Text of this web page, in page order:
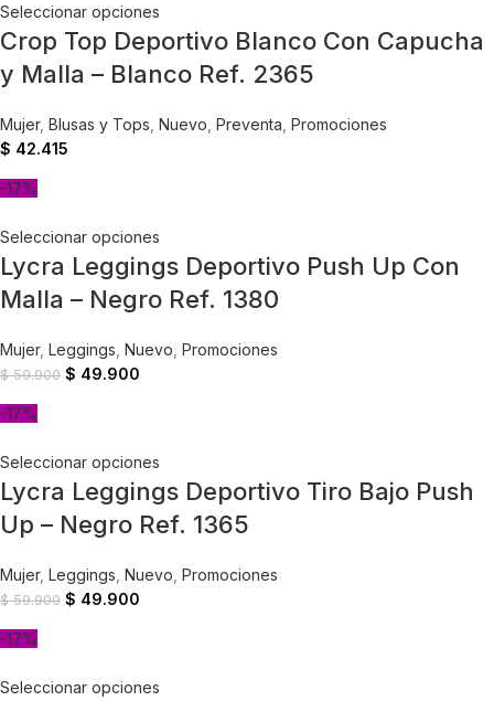
Seleccionar opciones
Crop Top Deportivo Blanco Con Capucha
y Malla – Blanco Ref. 2365
Mujer, Blusas y Tops Nuevo Preventa Promociones
$ 42.415
-17%
Seleccionar opciones
Lycra Leggings Deportivo Push Up Con
Malla – Negro Ref. 1380
Mujer, Leggings Nuevo Promociones
$59.900 $ 49.900
-17%
Seleccionar opciones
Lycra Leggings Deportivo Tiro Bajo Push
Up – Negro Ref. 1365
Mujer, Leggings Nuevo Promociones
$59.900 $ 49.900
-17%
Seleccionar opciones